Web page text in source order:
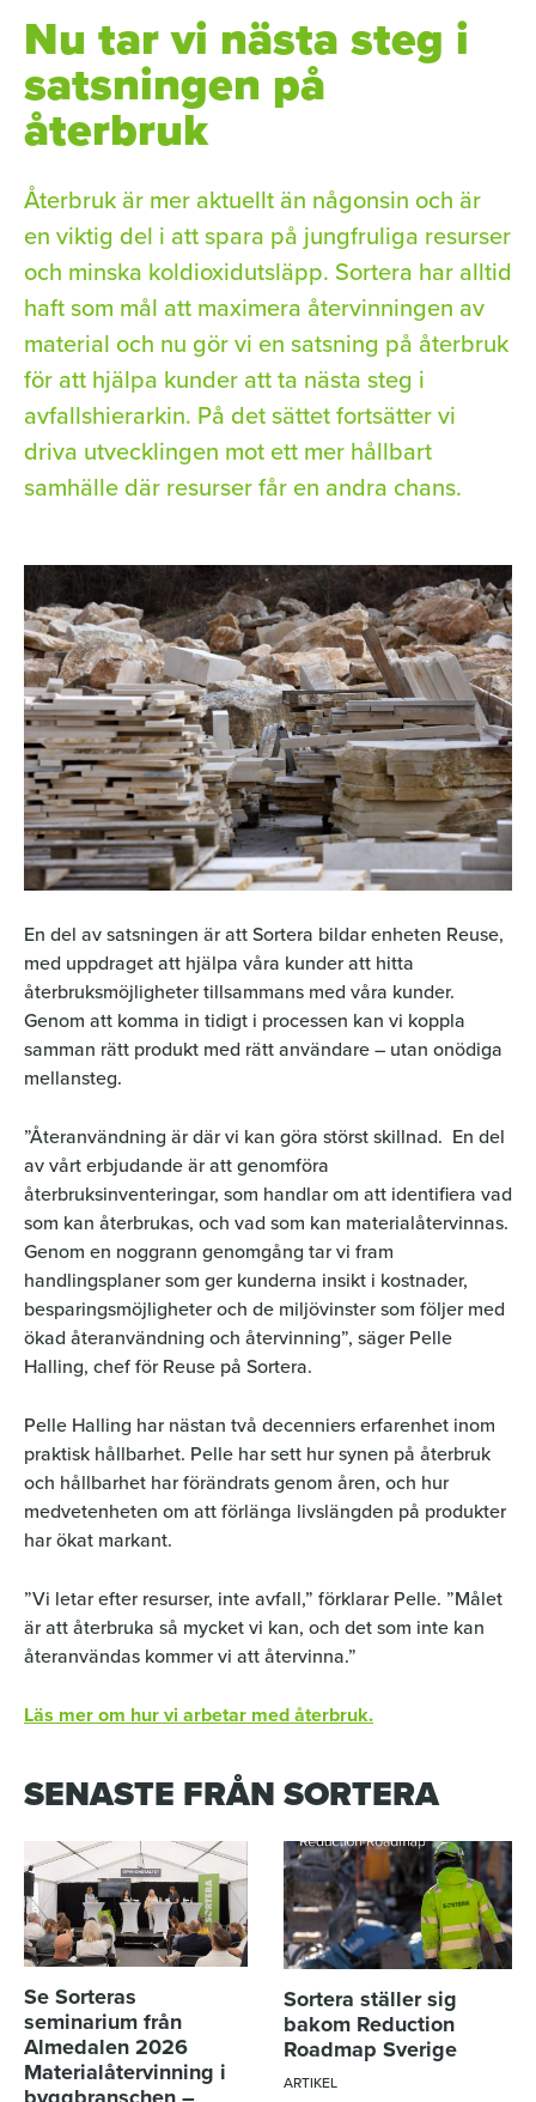
k
Nu tar vi nästa steg i
satsningen på
återbruk
Återbruk är mer aktuellt än någonsin och är
en viktig del i att spara på jungfruliga resurser
och minska koldioxidutsläpp. Sortera har alltid
haft som mål att maximera återvinningen av
material och nu gör vi en satsning på återbruk
för att hjälpa kunder att ta nästa steg i
avfallshierarkin. På det sättet fortsätter vi
driva utvecklingen mot ett mer hållbart
samhälle där resurser får en andra chans.
En del av satsningen är att Sortera bildar enheten Reuse,
med uppdraget att hjälpa våra kunder att hitta
återbruksmöjligheter tillsammans med våra kunder.
Genom att komma in tidigt i processen kan vi koppla
samman rätt produkt med rätt användare – utan onödiga
mellansteg.
”Återanvändning är där vi kan göra störst skillnad. En del
av vårt erbjudande är att genomföra
återbruksinventeringar, som handlar om att identifiera vad
som kan återbrukas, och vad som kan materialåtervinnas.
Genom en noggrann genomgång tar vi fram
handlingsplaner som ger kunderna insikt i kostnader,
besparingsmöjligheter och de miljövinster som följer med
ökad återanvändning och återvinning”, säger Pelle
Halling, chef för Reuse på Sortera.
Pelle Halling har nästan två decenniers erfarenhet inom
praktisk hållbarhet. Pelle har sett hur synen på återbruk
och hållbarhet har förändrats genom åren, och hur
medvetenheten om att förlänga livslängden på produkter
har ökat markant.
”Vi letar efter resurser, inte avfall,” förklarar Pelle. ”Målet
är att återbruka så mycket vi kan, och det som inte kan
återanvändas kommer vi att återvinna.”
Läs mer om hur vi arbetar med återbruk.
SENASTE FRÅN SORTERA
Se Sorteras
seminarium från
Almedalen 2026
Materialåtervinning i
Sortera ställer sig
bakom Reduction
Roadmap Sverige
ARTIKEL